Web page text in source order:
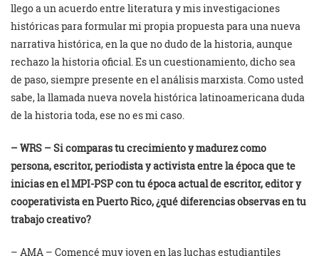
llego a un acuerdo entre literatura y mis investigaciones
históricas para formular mi propia propuesta para una nueva
narrativa histórica, en la que no dudo de la historia, aunque
rechazo la historia oficial. Es un cuestionamiento, dicho sea
de paso, siempre presente en el análisis marxista. Como usted
sabe, la llamada nueva novela histórica latinoamericana duda
de la historia toda, ese no es mi caso.
– WRS – Si comparas tu crecimiento y madurez como
persona, escritor, periodista y activista entre la época que te
inicias en el MPI-PSP con tu época actual de escritor, editor y
cooperativista en Puerto Rico, ¿qué diferencias observas en tu
trabajo creativo?
– AMA – Comencé muy joven en las luchas estudiantiles